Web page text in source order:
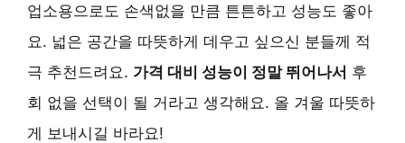
업소용으로도 손색없을 만큼 튼튼하고 성능도 좋아
요. 넓은 공간을 따뜻하게 데우고 싶으신 분들께 적
극 추천드려요. 가격 대비 성능이 정말 뛰어나서 후
회 없을 선택이 될 거라고 생각해요. 올 겨울 따뜻하
게 보내시길 바라요!